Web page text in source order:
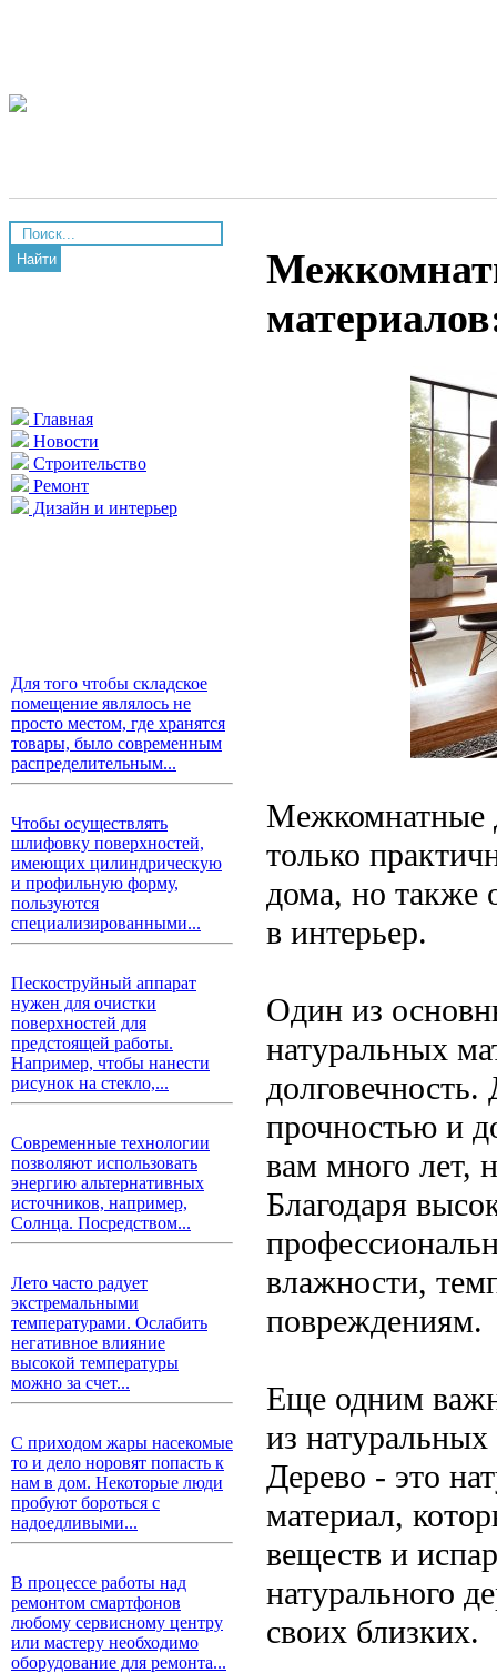
Найти
Главная
Новости
Строительство
Ремонт
Дизайн и интерьер
Для того чтобы складское
помещение являлось не
просто местом, где хранятся
товары, было современным
распределительным...
Чтобы осуществлять
шлифовку поверхностей,
имеющих цилиндрическую
и профильную форму,
пользуются
специализированными...
Пескоструйный аппарат
нужен для очистки
поверхностей для
предстоящей работы.
Например, чтобы нанести
рисунок на стекло,...
Современные технологии
позволяют использовать
энергию альтернативных
источников, например,
Солнца. Посредством...
Лето часто радует
экстремальными
температурами. Ослабить
негативное влияние
высокой температуры
можно за счет...
С приходом жары насекомые
то и дело норовят попасть к
нам в дом. Некоторые люди
пробуют бороться с
надоедливыми...
В процессе работы над
ремонтом смартфонов
любому сервисному центру
или мастеру необходимо
оборудование для ремонта...
Межкомнатные
только
дома, но также
в интерьер.
Один из
натуральных
долговечность.
прочностью и
вам много лет,
Благодаря
влажности,
повреждениям.
Еще одним
из натуральных
Дерево - это
материал,
веществ и
натурального
своих близких.